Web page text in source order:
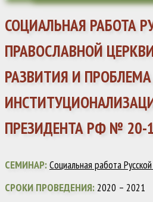
СОЦИАЛЬНАЯ РАБОТА
ПРАВОСЛАВНОЙ
РАЗВИТИЯ И ПРОБЛЕМА
ПРЕЗИДЕНТА РФ № 20-
СЕМИНАР:Социальная работа
СРОКИ ПРОВЕДЕНИЯ:2020 – 2021